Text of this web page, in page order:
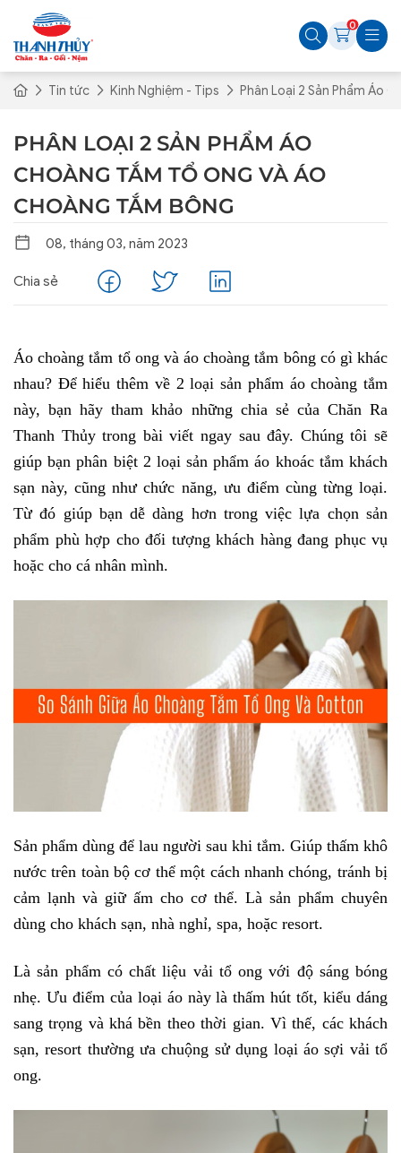
0
Tin tức Kinh Nghiệm - Tips Phân Loại 2 Sản Phẩm Áo
PHÂN LOẠI 2 SẢN PHẨM ÁO
CHOÀNG TẮM TỔ ONG VÀ ÁO
CHOÀNG TẮM BÔNG
08, tháng 03, năm 2023
Chia sẻ
Áo choàng tắm tổ ong và áo choàng tắm bông có gì khác
nhau? Để hiểu thêm về 2 loại sản phẩm áo choàng tắm
này, bạn hãy tham khảo những chia sẻ của Chăn Ra
Thanh Thủy trong bài viết ngay sau đây. Chúng tôi sẽ
giúp bạn phân biệt 2 loại sản phẩm áo khoác tắm khách
sạn này, cũng như chức năng, ưu điểm cùng từng loại.
Từ đó giúp bạn dễ dàng hơn trong việc lựa chọn sản
phẩm phù hợp cho đối tượng khách hàng đang phục vụ
hoặc cho cá nhân mình.
Sản phẩm dùng để lau người sau khi tắm. Giúp thấm khô
nước trên toàn bộ cơ thể một cách nhanh chóng, tránh bị
cảm lạnh và giữ ấm cho cơ thể. Là sản phẩm chuyên
dùng cho khách sạn, nhà nghỉ, spa, hoặc resort.
Là sản phẩm có chất liệu vải tổ ong với độ sáng bóng
nhẹ. Ưu điểm của loại áo này là thấm hút tốt, kiểu dáng
sang trọng và khá bền theo thời gian. Vì thế, các khách
sạn, resort thường ưa chuộng sử dụng loại áo sợi vải tổ
ong.